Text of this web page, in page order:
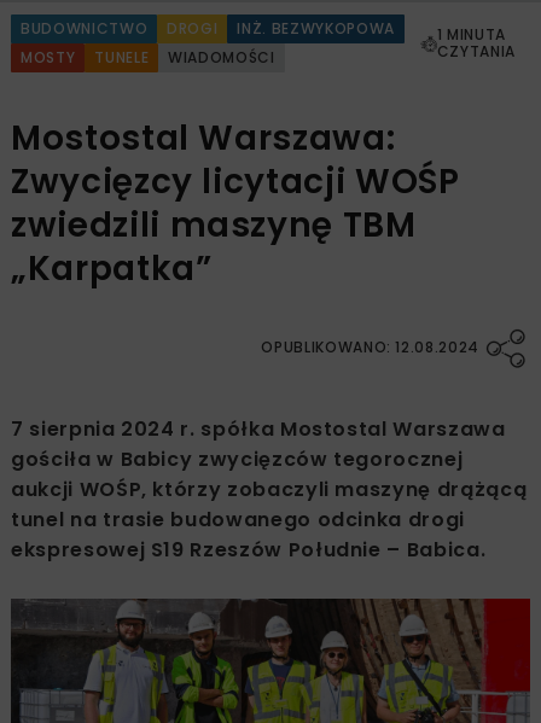
BUDOWNICTWO DROGI
INŻ. BEZWYKOPOWA
MOSTY
TUNELE WIADOMOŚCI
1 MINUTA
CZYTANIA
Mostostal Warszawa:
Zwycięzcy licytacji WOŚP
zwiedzili maszynę TBM
„Karpatka”
OPUBLIKOWANO: 12.08.2024
7 sierpnia 2024 r. spółka Mostostal Warszawa
gościła w Babicy zwycięzców tegorocznej
aukcji WOŚP, którzy zobaczyli maszynę drążącą
tunel na trasie budowanego odcinka drogi
ekspresowej S19 Rzeszów Południe – Babica.